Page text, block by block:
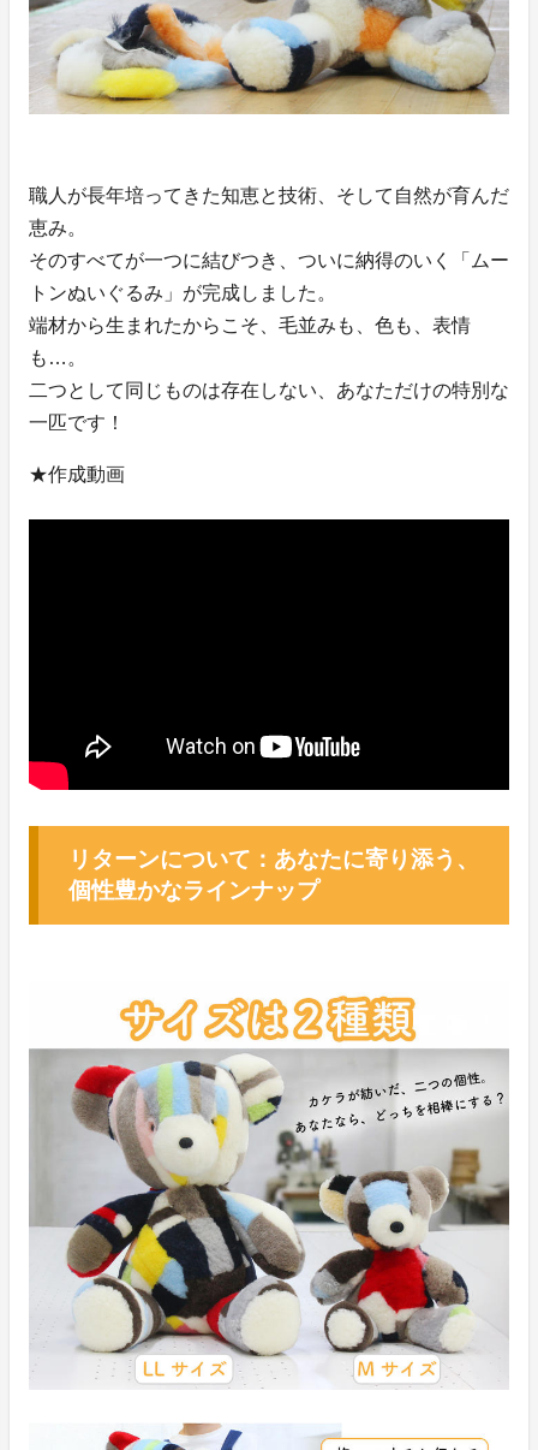
職人が長年培ってきた知恵と技術、そして自然が育んだ
恵み。
そのすべてが一つに結びつき、ついに納得のいく「ムー
トンぬいぐるみ」が完成しました。
端材から生まれたからこそ、毛並みも、色も、表情
も…。
二つとして同じものは存在しない、あなただけの特別な
一匹です！
★作成動画
リターンについて：あなたに寄り添う、
個性豊かなラインナップ